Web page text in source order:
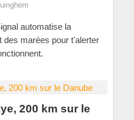
automatise la
des marées pour t'alerter
200 km sur le